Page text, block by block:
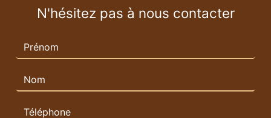
N'hésitez pas à nous contacter